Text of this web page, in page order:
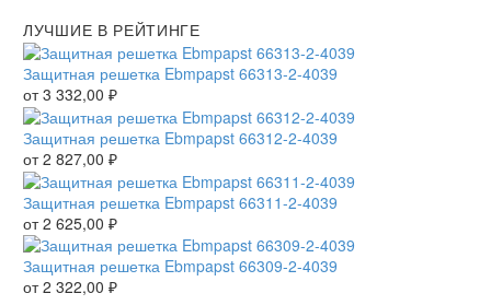
ЛУЧШИЕ В РЕЙТИНГЕ
Защитная решетка Ebmpapst 66313-2-4039
от3 332,00 ₽
Защитная решетка Ebmpapst 66312-2-4039
от2 827,00 ₽
Защитная решетка Ebmpapst 66311-2-4039
от2 625,00 ₽
Защитная решетка Ebmpapst 66309-2-4039
от2 322,00 ₽